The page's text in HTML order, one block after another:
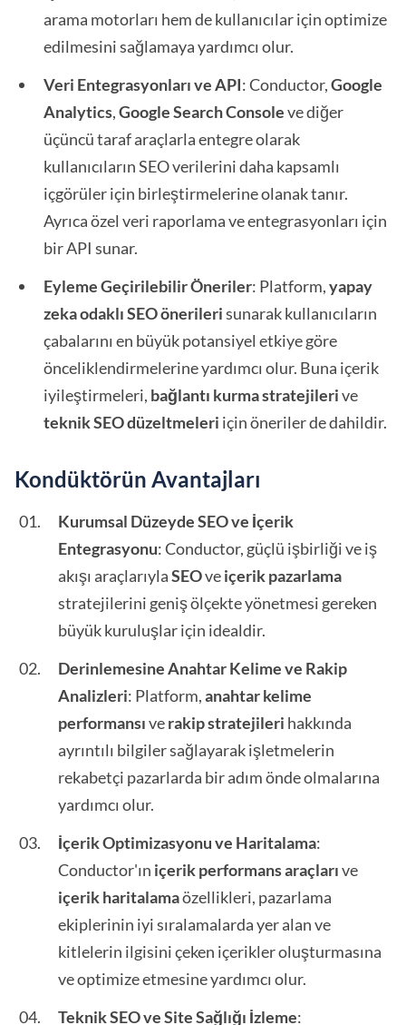
arama motorları hem de kullanıcılar için optimize
edilmesini sağlamaya yardımcı olur.
Veri Entegrasyonları ve API: Conductor,Google
Analytics,Google Search Consoleve diğer
üçüncü taraf araçlarla entegre olarak
kullanıcıların SEO verilerini daha kapsamlı
içgörüler için birleştirmelerine olanak tanır.
Ayrıca özel veri raporlama ve entegrasyonları için
bir API sunar.
Eyleme Geçirilebilir Öneriler: Platform,yapay
zeka odaklı SEO önerilerisunarak kullanıcıların
çabalarını en büyük potansiyel etkiye göre
önceliklendirmelerine yardımcı olur. Buna içerik
iyileştirmeleri, bağlantı kurma stratejilerive
teknik SEO düzeltmeleri için öneriler de dahildir.
Kondüktörün Avantajları
Kurumsal Düzeyde SEO ve İçerik
Entegrasyonu: Conductor, güçlü işbirliği ve iş
akışı araçlarıylaSEOveiçerik pazarlama
stratejilerini geniş ölçekte yönetmesi gereken
büyük kuruluşlar için idealdir.
Derinlemesine Anahtar Kelime ve Rakip
Analizleri: Platform,anahtar kelime
performansıverakip stratejileri hakkında
ayrıntılı bilgiler sağlayarak işletmelerin
rekabetçi pazarlarda bir adım önde olmalarına
yardımcı olur.
İçerik Optimizasyonu ve Haritalama:
Conductor'ın içerik performans araçlarıve
içerik haritalamaözellikleri, pazarlama
ekiplerinin iyi sıralamalarda yer alan ve
kitlelerin ilgisini çeken içerikler oluşturmasına
ve optimize etmesine yardımcı olur.
Teknik SEO ve Site Sağlığı İzleme: